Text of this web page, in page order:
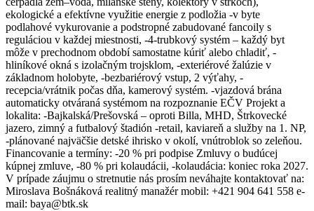
ekologické a efektívne využitie energie z podložia -v byte
podlahové vykurovanie a podstropné zabudované fancoily s
reguláciou v každej miestnosti, -4-trubkový systém – každý byt
môže v prechodnom období samostatne kúriť alebo chladiť, -
hliníkové okná s izolačným trojsklom, -exteriérové žalúzie v
základnom holobyte, -bezbariérový vstup, 2 výťahy, -
recepcia/vrátnik počas dňa, kamerový systém. -vjazdová brána
automaticky otváraná systémom na rozpoznanie EČV Projekt a
lokalita: -Bajkalská/Prešovská – oproti Billa, MHD, Štrkovecké
jazero, zimný a futbalový štadión -retail, kaviareň a služby na 1. NP,
-plánované najväčšie detské ihrisko v okolí, vnútroblok so zeleňou.
Financovanie a termíny: -20 % pri podpise Zmluvy o budúcej
kúpnej zmluve, -80 % pri kolaudácii, -kolaudácia: koniec roka 2027.
V prípade záujmu o stretnutie nás prosím neváhajte kontaktovať na:
Miroslava Bošnáková realitný manažér mobil: +421 904 641 558 e-
mail: baya@btk.sk